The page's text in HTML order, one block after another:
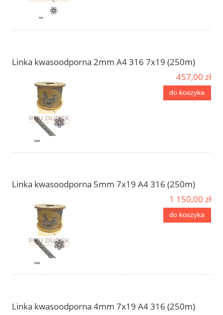
Linka kwasoodporna 2mm A4 316 7x19 (250m)
457,00 zł
do koszyka
Linka kwasoodporna 5mm 7x19 A4 316 (250m)
1 150,00 zł
do koszyka
Linka kwasoodporna 4mm 7x19 A4 316 (250m)